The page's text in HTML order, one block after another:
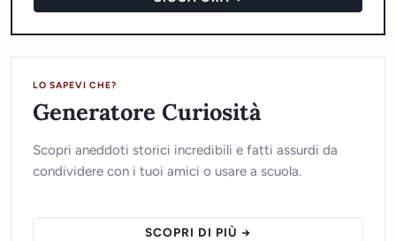
LO SAPEVI CHE?
Generatore Curiosità
Scopri aneddoti storici incredibili e fatti assurdi da
condividere con i tuoi amici o usare a scuola.
SCOPRI DI PIÙ →